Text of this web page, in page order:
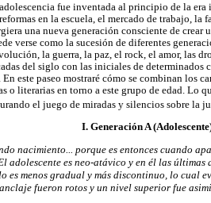
fue inventada al principio de la era
en la escuela, el mercado de trabajo,
una nueva generación consciente de
verse como la sucesión de diferentes
la guerra, la paz, el rock, el amor, las
del siglo con las iniciales de determinados
este paseo mostraré cómo se combinan los
o literarias en torno a este grupo de edad. Lo
el juego de miradas y silencios sobre la
I. Generación A
nacimiento... porque es entonces cuando
adolescente es neo-atávico y en él las
es menos gradual y más discontinuo, lo cual
fueron rotos y un nivel superior fue